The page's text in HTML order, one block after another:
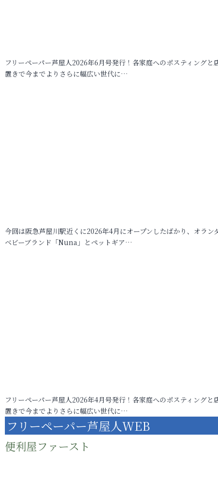
フリーペーパー芦屋人2026年6月号発行！各家庭へのポスティングと
置きで今までよりさらに幅広い世代に…
今回は阪急芦屋川駅近くに2026年4月にオープンしたばかり、オラン
ベビーブランド「Nuna」とペットギア…
フリーペーパー芦屋人2026年4月号発行！各家庭へのポスティングと
置きで今までよりさらに幅広い世代に…
フリーペーパー芦屋人WEB
便利屋ファースト